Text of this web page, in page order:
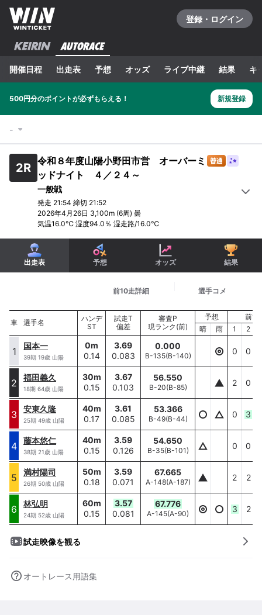
登録・ログイン
開催日程 出走表 予想 オッズ ライブ中継 結果 キ
500円分のポイントが必ずもらえる！ 新規登録
-
2R 令和８年度山陽小野田市営 オーバーミ
ッドナイト ４／２４～
一般戦
発走 21:54 締切 21:52
2026年4月26日 3,100m (6周) 曇
気温16.0℃ 湿度94.0 ％ 湿走路/16.0℃
1R
一般戦
4R
一般戦
出走表 予想 オッズ 結果
前10走詳細 選手コメ
車 選手名
ハンデ/ST
1 国本一
0m/0.14
2 福田義久
30m/0.15
3 安東久隆
40m/ 0.17
4 藤本悠仁
40m/ 0.15
5 満村陽司
50m/ 0.18
6 林弘明
60m/ 0.15
車 選手名
ハンデ
ST
試走T
偏差
審査P
現ランク(前)
予想
前10
晴
雨 1 2
1 国本一
39期 19歳 山陽
0m
0.14
3.69
0.083
0.000
B-135(B-140) 0 0
2 福田義久
18期 64歳 山陽
30m
0.15
3.67
0.103
56.550
B-20(B-85) 2 0
3 安東久隆
25期 49歳 山陽
40m
0.17
3.61
0.085
53.366
B-49(B-44) 0 3
4 藤本悠仁
38期 21歳 山陽
40m
0.15
3.59
0.126
54.650
B-35(B-101) 0 0
5 満村陽司
26期 50歳 山陽
50m
0.18
3.59
0.071
67.665
A-148(A-187) 2 2
6 林弘明
24期 52歳 山陽
60m
0.15
3.57
0.081
67.776
A-145(A-90) 3 2
試走映像を観る
オートレース用語集